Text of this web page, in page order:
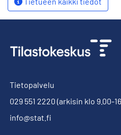
Tietopalvelu
029 551 2220 (arkisin klo 9.00-
info@stat.fi